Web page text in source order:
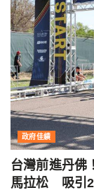
政府佳績
台灣前進丹佛
馬拉松 吸引